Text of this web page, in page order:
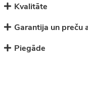
Kvalitāte
Garantija un preču
Piegāde